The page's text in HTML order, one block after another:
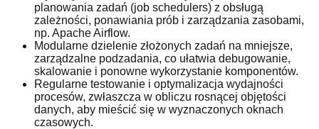
planowania zadań (job schedulers) z obsługą
zależności, ponawiania prób i zarządzania zasobami,
np. Apache Airflow.
Modularne dzielenie złożonych zadań na mniejsze,
zarządzalne podzadania, co ułatwia debugowanie,
skalowanie i ponowne wykorzystanie komponentów.
Regularne testowanie i optymalizacja wydajności
procesów, zwłaszcza w obliczu rosnącej objętości
danych, aby mieścić się w wyznaczonych oknach
czasowych.